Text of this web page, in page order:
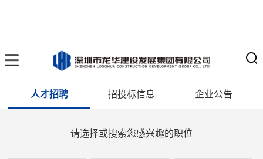
人才招聘 招投标信息 企业公告
请选择或搜索您感兴趣的职位